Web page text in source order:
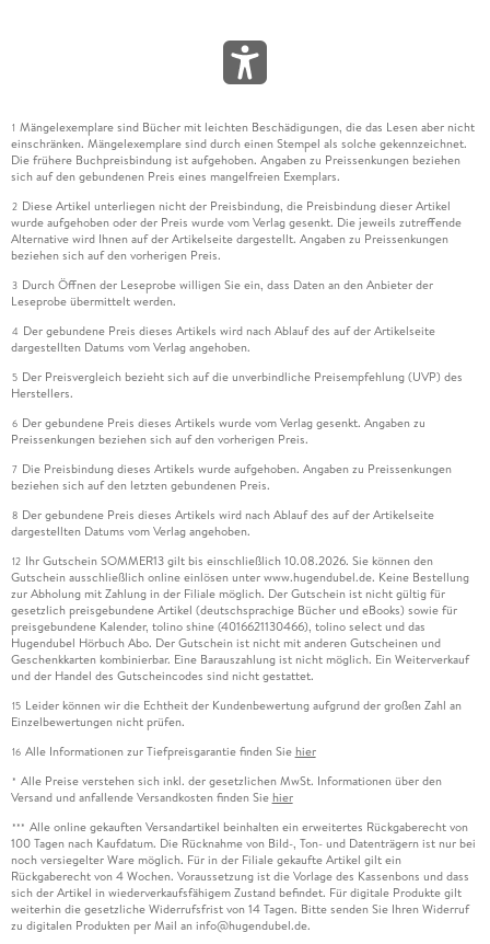
1 Mängelexemplare sind Bücher mit leichten Beschädigungen, die das Lesen aber nicht
einschränken. Mängelexemplare sind durch einen Stempel als solche gekennzeichnet.
Die frühere Buchpreisbindung ist aufgehoben. Angaben zu Preissenkungen beziehen
sich auf den gebundenen Preis eines mangelfreien Exemplars.
2 Diese Artikel unterliegen nicht der Preisbindung, die Preisbindung dieser Artikel
wurde aufgehoben oder der Preis wurde vom Verlag gesenkt. Die jeweils zutreffende
Alternative wird Ihnen auf der Artikelseite dargestellt. Angaben zu Preissenkungen
beziehen sich auf den vorherigen Preis.
3 Durch Öffnen der Leseprobe willigen Sie ein, dass Daten an den Anbieter der
Leseprobe übermittelt werden.
4 Der gebundene Preis dieses Artikels wird nach Ablauf des auf der Artikelseite
dargestellten Datums vom Verlag angehoben.
5 Der Preisvergleich bezieht sich auf die unverbindliche Preisempfehlung (UVP) des
Herstellers.
6 Der gebundene Preis dieses Artikels wurde vom Verlag gesenkt. Angaben zu
Preissenkungen beziehen sich auf den vorherigen Preis.
7 Die Preisbindung dieses Artikels wurde aufgehoben. Angaben zu Preissenkungen
beziehen sich auf den letzten gebundenen Preis.
8 Der gebundene Preis dieses Artikels wird nach Ablauf des auf der Artikelseite
dargestellten Datums vom Verlag angehoben.
12 Ihr Gutschein SOMMER13 gilt bis einschließlich 10.08.2026. Sie können den
Gutschein ausschließlich online einlösen unter www.hugendubel.de. Keine Bestellung
zur Abholung mit Zahlung in der Filiale möglich. Der Gutschein ist nicht gültig für
gesetzlich preisgebundene Artikel (deutschsprachige Bücher und eBooks) sowie für
preisgebundene Kalender, tolino shine (4016621130466), tolino select und das
Hugendubel Hörbuch Abo. Der Gutschein ist nicht mit anderen Gutscheinen und
Geschenkkarten kombinierbar. Eine Barauszahlung ist nicht möglich. Ein Weiterverkauf
und der Handel des Gutscheincodes sind nicht gestattet.
15 Leider können wir die Echtheit der Kundenbewertung aufgrund der großen Zahl an
Einzelbewertungen nicht prüfen.
16 Alle Informationen zur Tiefpreisgarantie finden Sie hier
* Alle Preise verstehen sich inkl. der gesetzlichen MwSt. Informationen über den
Versand und anfallende Versandkosten finden Sie hier
*** Alle online gekauften Versandartikel beinhalten ein erweitertes Rückgaberecht von
100 Tagen nach Kaufdatum. Die Rücknahme von Bild-, Ton- und Datenträgern ist nur bei
noch versiegelter Ware möglich. Für in der Filiale gekaufte Artikel gilt ein
Rückgaberecht von 4 Wochen. Voraussetzung ist die Vorlage des Kassenbons und dass
sich der Artikel in wiederverkaufsfähigem Zustand befindet. Für digitale Produkte gilt
weiterhin die gesetzliche Widerrufsfrist von 14 Tagen. Bitte senden Sie Ihren Widerruf
zu digitalen Produkten per Mail an info@hugendubel.de.